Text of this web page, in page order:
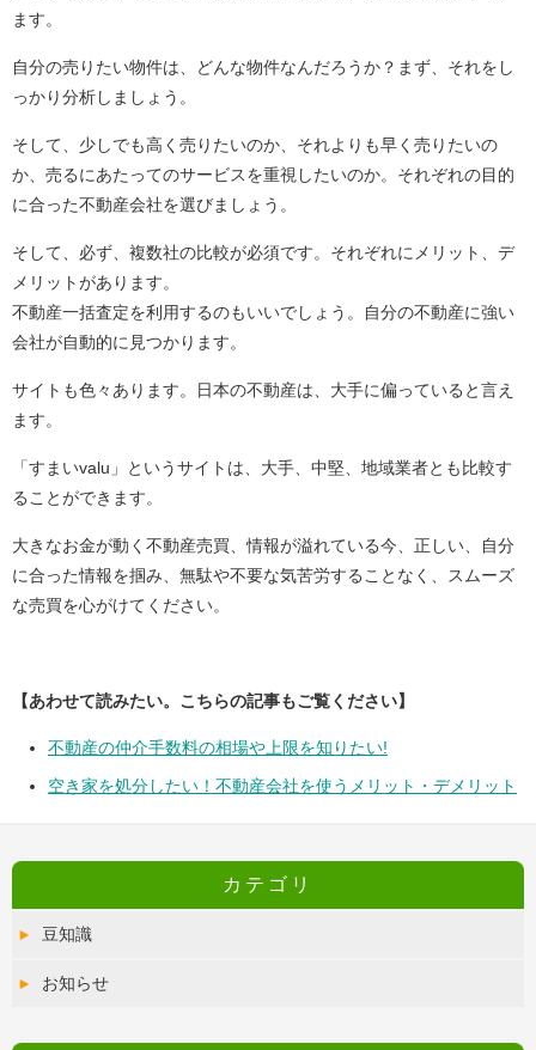
ます。
自分の売りたい物件は、どんな物件なんだろうか？まず、それをし
っかり分析しましょう。
そして、少しでも高く売りたいのか、それよりも早く売りたいの
か、売るにあたってのサービスを重視したいのか。それぞれの目的
に合った不動産会社を選びましょう。
そして、必ず、複数社の比較が必須です。それぞれにメリット、デ
メリットがあります。
不動産一括査定を利用するのもいいでしょう。自分の不動産に強い
会社が自動的に見つかります。
サイトも色々あります。日本の不動産は、大手に偏っていると言え
ます。
「すまいvalu」というサイトは、大手、中堅、地域業者とも比較す
ることができます。
大きなお金が動く不動産売買、情報が溢れている今、正しい、自分
に合った情報を掴み、無駄や不要な気苦労することなく、スムーズ
な売買を心がけてください。
【あわせて読みたい。こちらの記事もご覧ください】
不動産の仲介手数料の相場や上限を知りたい!
空き家を処分したい！不動産会社を使うメリット・デメリット
カテゴリ
豆知識
お知らせ